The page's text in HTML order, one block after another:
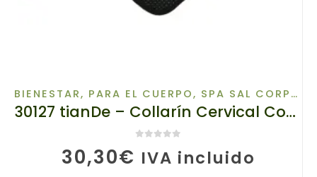
BIENESTAR, PARA EL CUERPO, SPA SAL CORPORAL
30127 tianDe – Collarín Cervical Con Turmalina Para Libertad Con Cada Movimiento-1Pz.
30,30€ IVA incluido